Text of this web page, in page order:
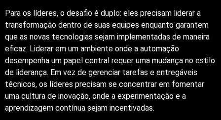
Para os líderes, o desafio é duplo: eles precisam liderar a
transformação dentro de suas equipes enquanto garantem
que as novas tecnologias sejam implementadas de maneira
eficaz. Liderar em um ambiente onde a automação
desempenha um papel central requer uma mudança no estilo
de liderança. Em vez de gerenciar tarefas e entregáveis
técnicos, os líderes precisam se concentrar em fomentar
uma cultura de inovação, onde a experimentação e a
aprendizagem contínua sejam incentivadas.